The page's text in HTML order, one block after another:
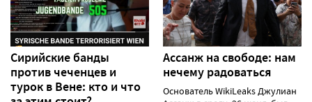
Сирийские банды
против чеченцев и
турок в Вене: кто и что
Ассанж на свободе: нам
нечему радоваться
Основатель WikiLeaks Джулиан